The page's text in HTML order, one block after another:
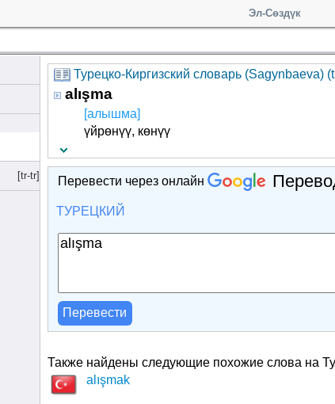
Эл-Сөздүк
[tr-tr]
Турецко-Киргизский словарь (Sagynbaeva)
alışma
[алышма]
үйрөнүү, көнүү
Перевести через онлайн
ТУРЕЦКИЙ
Перевести
Также найдены следующие похожие слова на
alışmak